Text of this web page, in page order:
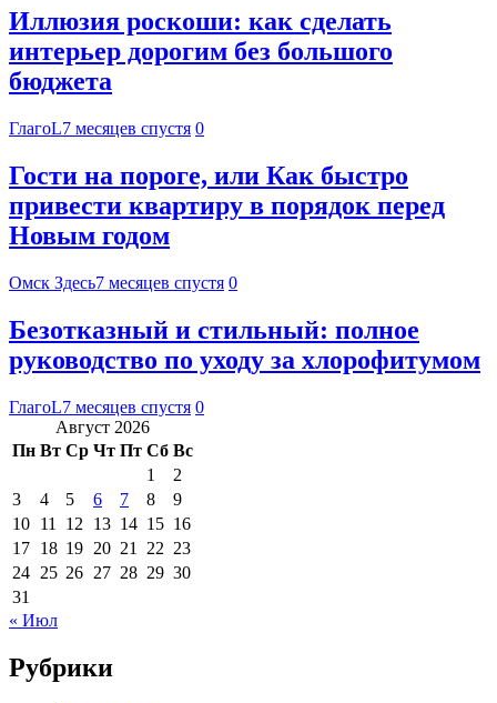
Иллюзия роскоши: как сделать
интерьер дорогим без большого
бюджета
ГлагоL7 месяцев спустя 0
Гости на пороге, или Как быстро
привести квартиру в порядок перед
Новым годом
Омск Здесь7 месяцев спустя 0
Безотказный и стильный: полное
руководство по уходу за хлорофитумом
ГлагоL7 месяцев спустя 0
Август 2026
Пн Вт Ср Чт Пт Сб Вс
1
2
3
4 5 6 7 8
9
10 11 12 13 14 15 16
17 18 19 20 21 22 23
24 25 26 27 28 29 30
31
« Июл
Рубрики